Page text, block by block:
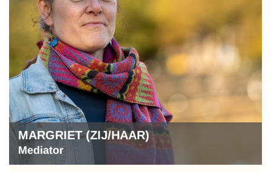
MARGRIET (ZIJ/HAAR)
Mediator